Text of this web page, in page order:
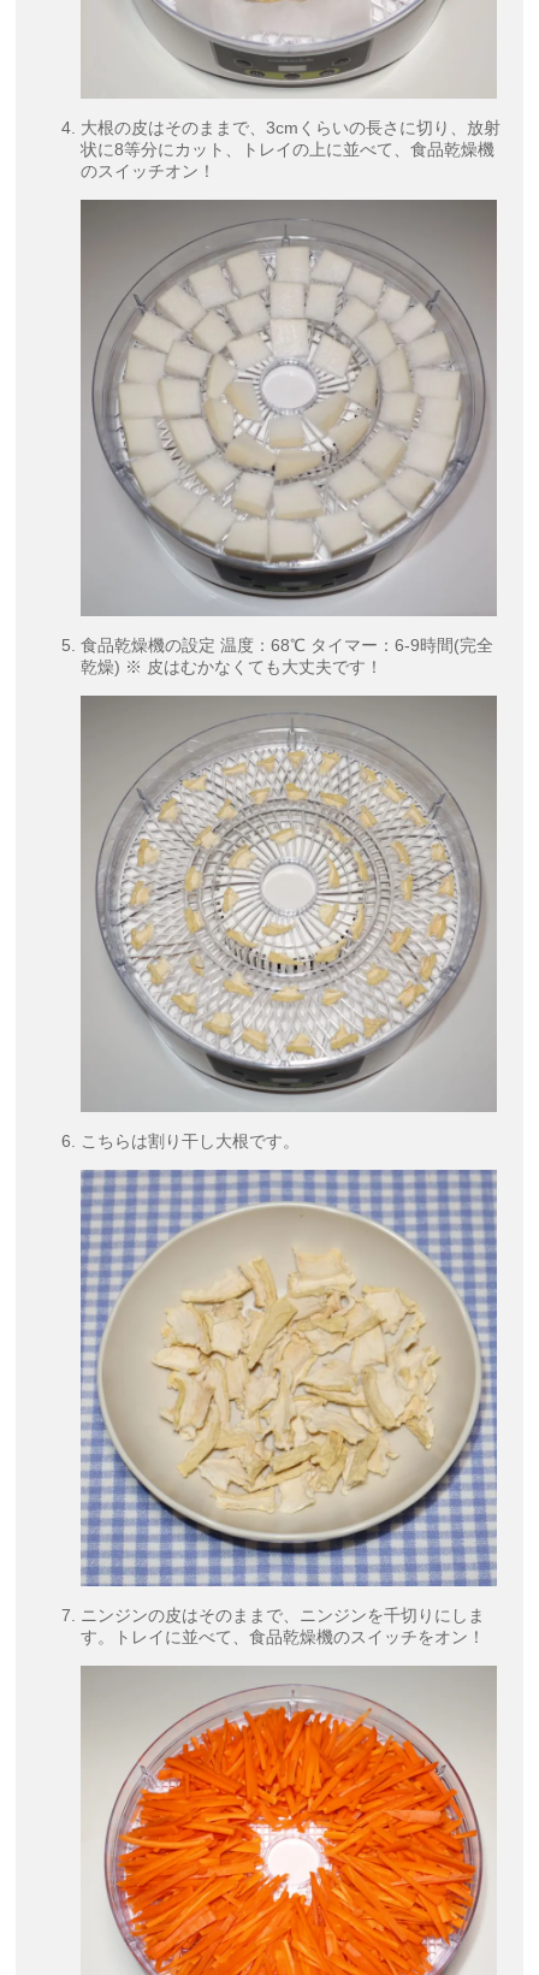
大根の皮はそのままで、3cmくらいの長さに切り、放射
状に8等分にカット、トレイの上に並べて、食品乾燥機
のスイッチオン！
食品乾燥機の設定 温度：68℃ タイマー：6-9時間(完全
乾燥) ※ 皮はむかなくても大丈夫です！
こちらは割り干し大根です。
ニンジンの皮はそのままで、ニンジンを千切りにしま
す。トレイに並べて、食品乾燥機のスイッチをオン！